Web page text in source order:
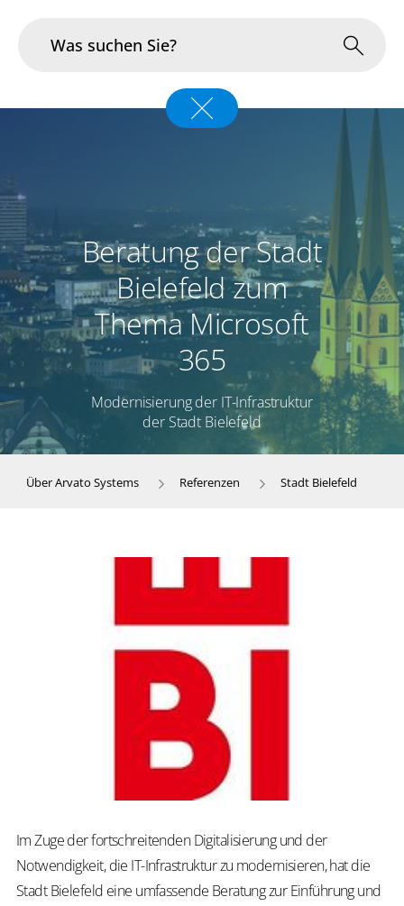
Portfolio
Infrastruktur & Betrieb
Über uns
Karriere
Blog
Beratung der Stadt
Bielefeld zum
Thema Microsoft
365
Modernisierung der IT-Infrastruktur
der Stadt Bielefeld
Über Arvato Systems Referenzen Stadt Bielefeld
Im Zuge der fortschreitenden Digitalisierung und der
Notwendigkeit, die IT-Infrastruktur zu modernisieren, hat die
Stadt Bielefeld eine umfassende Beratung zur Einführung und